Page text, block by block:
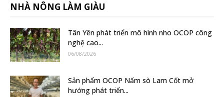
NHÀ NÔNG LÀM GIÀU
Tân Yên phát triển mô hình nho OCOP công
nghệ cao...
06/08/2026
Sản phẩm OCOP Nấm sò Lam Cốt mở
hướng phát triển...